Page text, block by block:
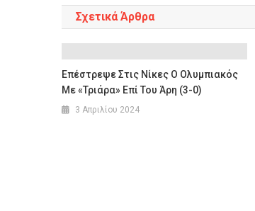
Σχετικά Άρθρα
Επέστρεψε Στις Νίκες Ο Ολυμπιακός
Με «τριάρα» Επί Του Άρη (3-0)
3 Απριλίου 2024